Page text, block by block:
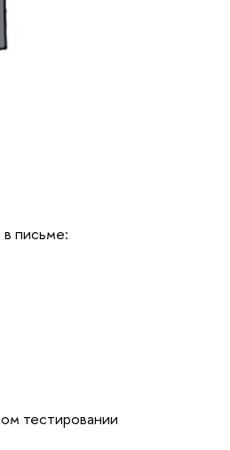
в письме:
тестировании